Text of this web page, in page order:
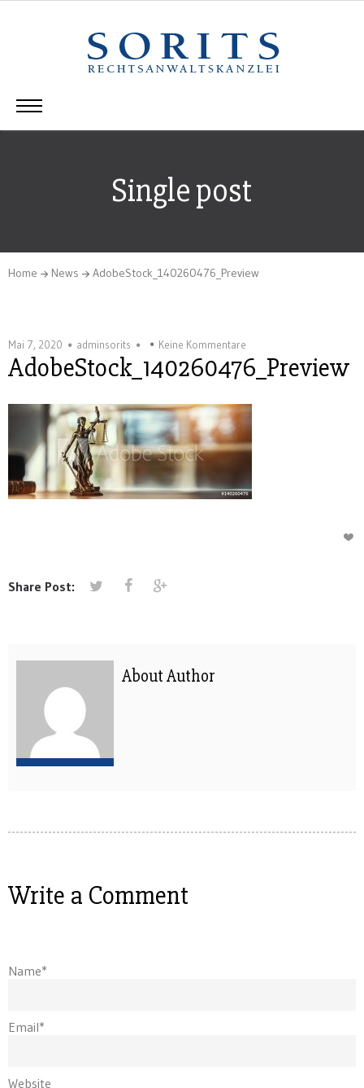
Single post
Home News AdobeStock_140260476_Preview
Mai 7, 2020 adminsorits Keine Kommentare
AdobeStock_140260476_Preview
Share Post:
About Author
Write a Comment
Name*
Email*
Website